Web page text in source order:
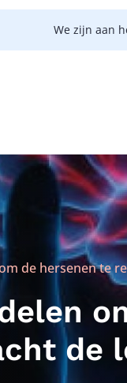
We zijn aan
de hersenen te
de